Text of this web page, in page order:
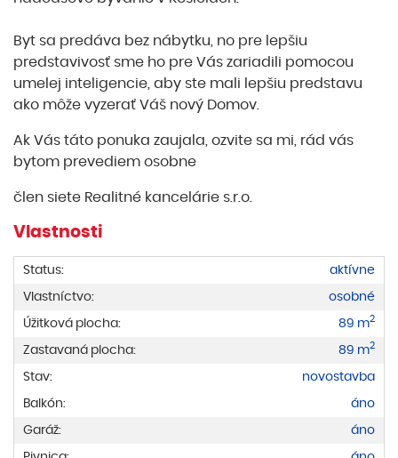
Byt sa predáva bez nábytku, no pre lepšiu
predstavivosť sme ho pre Vás zariadili pomocou
umelej inteligencie, aby ste mali lepšiu predstavu
ako môže vyzerať Váš nový Domov.
Ak Vás táto ponuka zaujala, ozvite sa mi, rád vás
bytom prevediem osobne
člen siete Realitné kancelárie s.r.o.
Vlastnosti
Status:
aktívne
Vlastníctvo:
osobné
Úžitková plocha:
89 m2
Zastavaná plocha: 89 m2
Stav:
novostavba
Balkón:
áno
Garáž:
áno